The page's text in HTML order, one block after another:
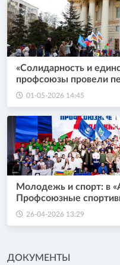
«Солидарность и
профсоюзы провели
01-05-2026 14:45
Молодежь и спорт: в
Профсоюзные
26-04-2026 13:29
ДОКУМЕНТЫ